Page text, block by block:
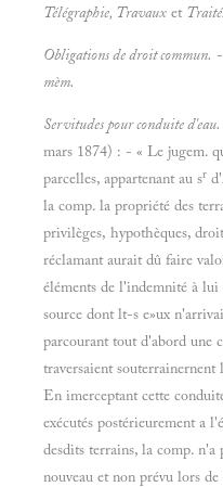
Télégraphie, Travaux et
Obligations de droit commun.
mèm.
Servitudes pour conduite d'eau.
mars 1874) : - « Le jugem.
parcelles, appartenant au sr
la comp. la propriété des
privilèges, hypothèques,
réclamant aurait dû faire
éléments de l'indemnité à
source dont lt-s e»ux
parcourant tout d'abord une
traversaient
En imerceptant cette
exécutés postérieurement a
desdits terrains, la comp. n'a
nouveau et non prévu lors